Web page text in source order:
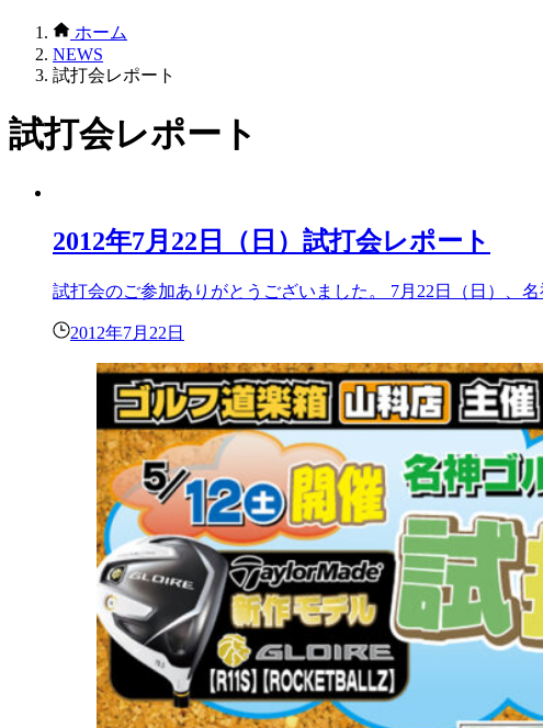
ホーム
NEWS
試打会レポート
試打会レポート
2012年7月22日（日）試打会レポート
試打会のご参加ありがとうございました。 7月22日（日）、
2012年7月22日